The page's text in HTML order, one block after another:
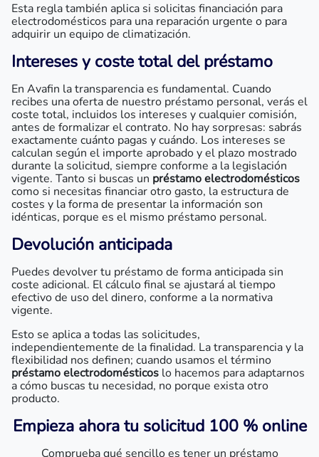
Esta regla también aplica si solicitas financiación para
electrodomésticos para una reparación urgente o para
adquirir un equipo de climatización.
Intereses y coste total del préstamo
En Avafin la transparencia es fundamental. Cuando
recibes una oferta de nuestro préstamo personal, verás el
coste total, incluidos los intereses y cualquier comisión,
antes de formalizar el contrato. No hay sorpresas: sabrás
exactamente cuánto pagas y cuándo. Los intereses se
calculan según el importe aprobado y el plazo mostrado
durante la solicitud, siempre conforme a la legislación
vigente. Tanto si buscas un préstamo electrodomésticos
como si necesitas financiar otro gasto, la estructura de
costes y la forma de presentar la información son
idénticas, porque es el mismo préstamo personal.
Devolución anticipada
Puedes devolver tu préstamo de forma anticipada sin
coste adicional. El cálculo final se ajustará al tiempo
efectivo de uso del dinero, conforme a la normativa
vigente.
Esto se aplica a todas las solicitudes,
independientemente de la finalidad. La transparencia y la
flexibilidad nos definen; cuando usamos el término
préstamo electrodomésticos lo hacemos para adaptarnos
a cómo buscas tu necesidad, no porque exista otro
producto.
Empieza ahora tu solicitud 100 % online
Comprueba qué sencillo es tener un préstamo